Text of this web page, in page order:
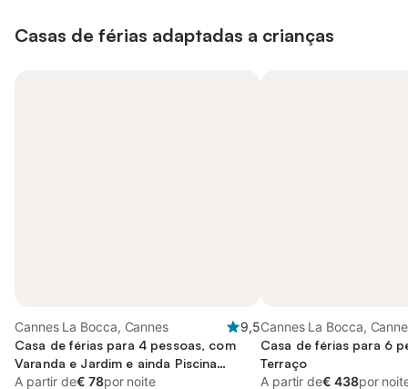
Casas de férias adaptadas a crianças
Cannes La Bocca, Cannes
9,5
Casa de férias para 4 pessoas, com
Varanda e Jardim e ainda Piscina
infantil
A partir de€ 78por noite
Cannes La Bocca,
Casa de férias para 6
Terraço
A partir de€ 438por